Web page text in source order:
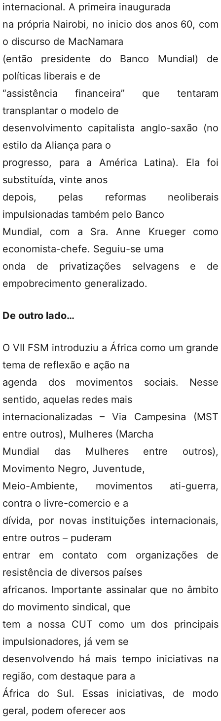
internacional. A primeira inaugurada
na própria Nairobi, no inicio dos anos 60, com
o discurso de MacNamara
(então presidente do Banco Mundial) de
políticas liberais e de
“assistência financeira” que tentaram
transplantar o modelo de
desenvolvimento capitalista anglo-saxão (no
estilo da Aliança para o
progresso, para a América Latina). Ela foi
substituída, vinte anos
depois, pelas reformas neoliberais
impulsionadas também pelo Banco
Mundial, com a Sra. Anne Krueger como
economista-chefe. Seguiu-se uma
onda de privatizações selvagens e de
empobrecimento generalizado.
De outro lado…
O VII FSM introduziu a África como um grande
tema de reflexão e ação na
agenda dos movimentos sociais. Nesse
sentido, aquelas redes mais
internacionalizadas – Via Campesina (MST
entre outros), Mulheres (Marcha
Mundial das Mulheres entre outros),
Movimento Negro, Juventude,
Meio-Ambiente, movimentos ati-guerra,
contra o livre-comercio e a
dívida, por novas instituições internacionais,
entre outros – puderam
entrar em contato com organizações de
resistência de diversos países
africanos. Importante assinalar que no âmbito
do movimento sindical, que
tem a nossa CUT como um dos principais
impulsionadores, já vem se
desenvolvendo há mais tempo iniciativas na
região, com destaque para a
África do Sul. Essas iniciativas, de modo
geral, podem oferecer aos